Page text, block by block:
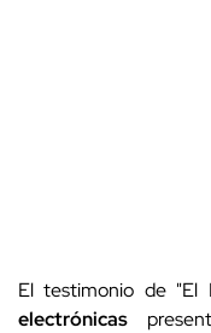
El testimonio de "El
electrónicas